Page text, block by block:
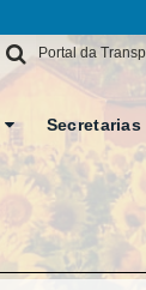
Portal da
Secretarias